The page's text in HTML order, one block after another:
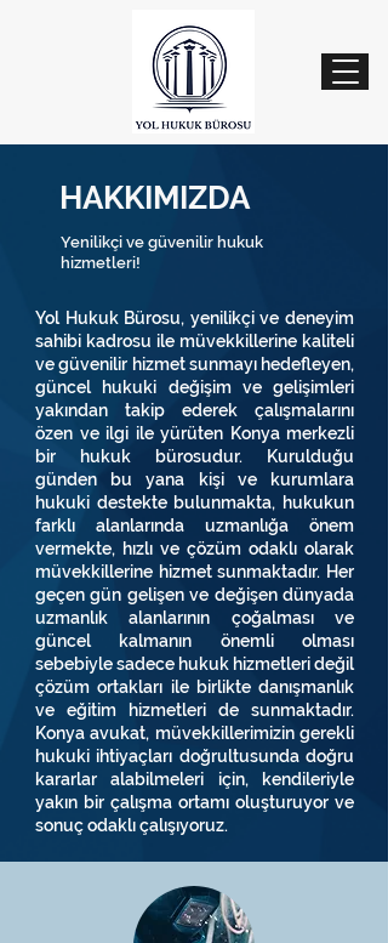
HAKKIMIZDA
Yenilikçi ve güvenilir hukuk
hizmetleri!
Yol Hukuk Bürosu, yenilikçi ve deneyim
sahibi kadrosu ile müvekkillerine kaliteli
ve güvenilir hizmet sunmayı hedefleyen,
güncel hukuki değişim ve gelişimleri
yakından takip ederek çalışmalarını
özen ve ilgi ile yürüten Konya merkezli
bir hukuk bürosudur. Kurulduğu
günden bu yana kişi ve kurumlara
hukuki destekte bulunmakta, hukukun
farklı alanlarında uzmanlığa önem
vermekte, hızlı ve çözüm odaklı olarak
müvekkillerine hizmet sunmaktadır. Her
geçen gün gelişen ve değişen dünyada
uzmanlık alanlarının çoğalması ve
güncel kalmanın önemli olması
sebebiyle sadece hukuk hizmetleri değil
çözüm ortakları ile birlikte danışmanlık
ve eğitim hizmetleri de sunmaktadır.
Konya avukat, müvekkillerimizin gerekli
hukuki ihtiyaçları doğrultusunda doğru
kararlar alabilmeleri için, kendileriyle
yakın bir çalışma ortamı oluşturuyor ve
sonuç odaklı çalışıyoruz.